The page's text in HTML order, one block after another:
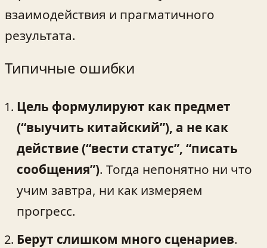
взаимодействия и прагматичного
результата.
Типичные ошибки
Цель формулируют как предмет
(“выучить китайский”), а не как
действие (“вести статус”, “писать
сообщения”). Тогда непонятно ни что
учим завтра, ни как измеряем
прогресс.
Берут слишком много сценариев.